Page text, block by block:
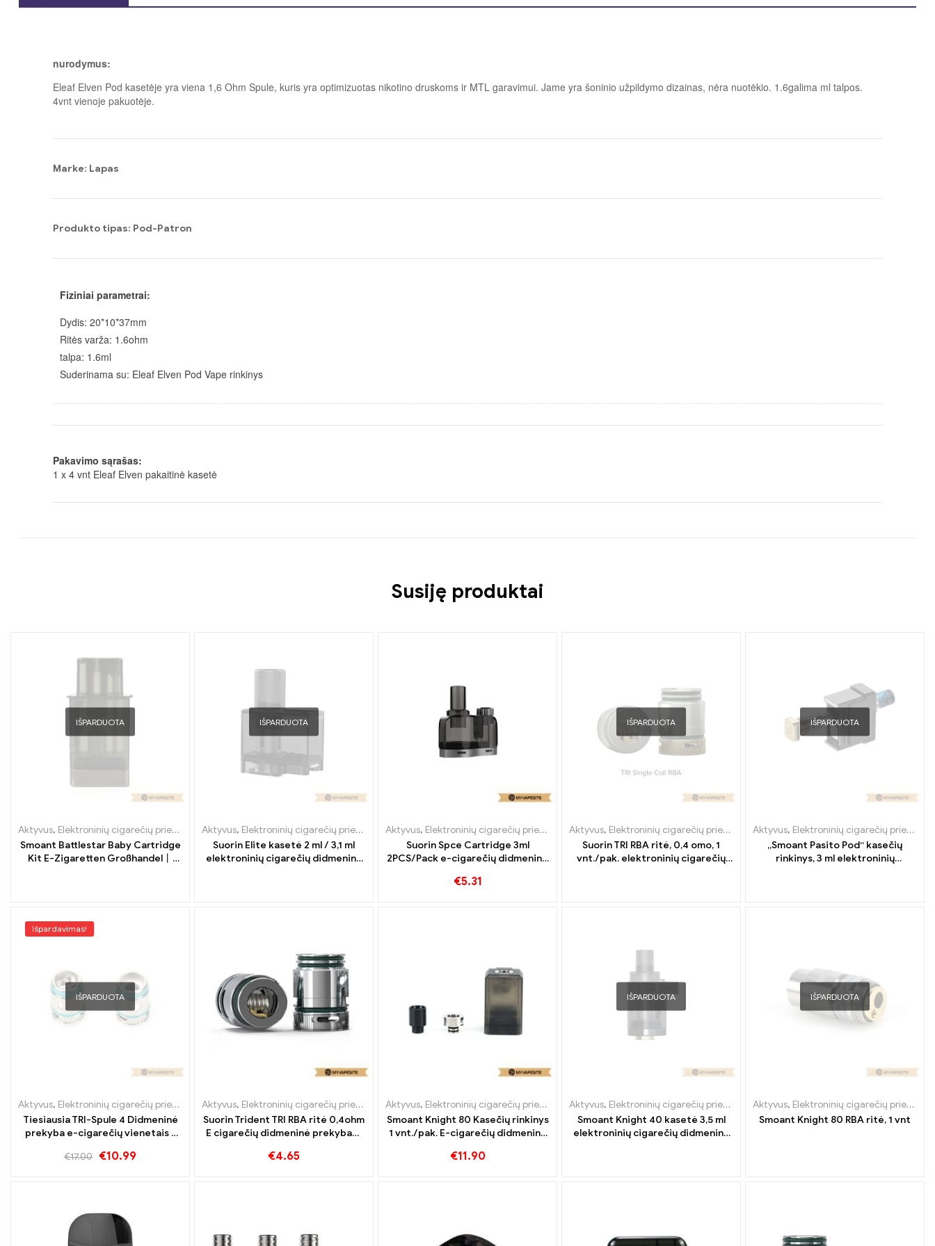
nurodymus:
Eleaf Elven Pod kasetėje yra viena 1,6 Ohm Spule, kuris yra optimizuotas nikotino druskoms ir MTL garavimui. Jame yra šoninio užpildymo dizainas, nėra nuotėkio. 1.6galima ml talpos.
4vnt vienoje pakuotėje.
Marke: Lapas
Produkto tipas: Pod-Patron
Fiziniai parametrai:
Dydis: 20*10*37mm
Ritės varža: 1.6ohm
talpa: 1.6ml
Suderinama su: Eleaf Elven Pod Vape rinkinys
Pakavimo sąrašas:
1 x 4 vnt Eleaf Elven pakaitinė kasetė
Susiję produktai
IŠPARDUOTA
Aktyvus, Elektroninių cigarečių priedai
Garintuvas
Smoant Battlestar Baby Cartridge
Kit E-Zigaretten Großhandel丨
IŠPARDUOTA
Aktyvus, Elektroninių cigarečių priedai
Garintuvas
Suorin Elite kasetė 2 ml / 3,1 ml
elektroninių cigarečių didmeninė
Aktyvus, Elektroninių cigarečių priedai
Garintuvas
Suorin Spce Cartridge 3ml
2PCS/Pack e-cigarečių didmeninė
€5.31
IŠPARDUOTA
Aktyvus, Elektroninių cigarečių priedai
Garintuvas
Suorin TRI RBA ritė, 0,4 omo, 1
vnt./pak. elektroninių cigarečių
IŠPARDUOTA
Aktyvus, Elektroninių cigarečių priedai
„Smoant Pasito Pod“ kasečių
rinkinys, 3 ml elektroninių
Išpardavimas!
IŠPARDUOTA
Aktyvus, Elektroninių cigarečių priedai
Garintuvas
Tiesiausia TRI-Spule 4 Didmeninė
prekyba e-cigarečių vienetais /
€17.00 €10.99
Aktyvus, Elektroninių cigarečių priedai
Garintuvas
Suorin Trident TRI RBA ritė 0,4ohm
E cigarečių didmeninė prekyba丨
€4.65
Aktyvus, Elektroninių cigarečių priedai
Garintuvas
Smoant Knight 80 Kasečių rinkinys
1 vnt./pak. E-cigarečių didmeninė
€11.90
IŠPARDUOTA
Aktyvus, Elektroninių cigarečių priedai
Garintuvas
Smoant Knight 40 kasetė 3,5 ml
elektroninių cigarečių didmeninė
IŠPARDUOTA
Aktyvus, Elektroninių cigarečių priedai
Smoant Knight 80 RBA ritė, 1 vnt